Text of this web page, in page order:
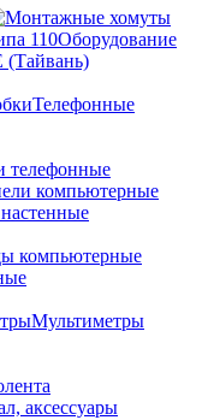
Оборудование
Телефонные
телефонные
компьютерные
компьютерные
Мультиметры
аксессуары